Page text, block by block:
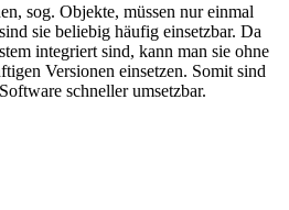
sog. Objekte, müssen nur einmal
sie beliebig häufig einsetzbar. Da
integriert sind, kann man sie ohne
Versionen einsetzen. Somit sind
schneller umsetzbar.